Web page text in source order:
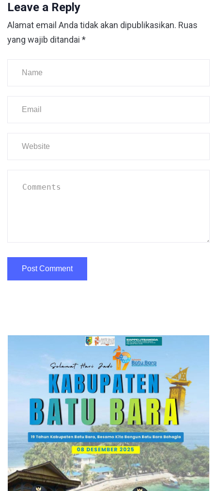
Leave a Reply
Alamat email Anda tidak akan dipublikasikan. Ruas
yang wajib ditandai *